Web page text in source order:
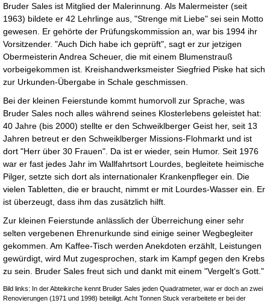
Bruder Sales ist Mitglied der Malerinnung. Als Malermeister (seit
1963) bildete er 42 Lehrlinge aus, "Strenge mit Liebe" sei sein Motto
gewesen. Er gehörte der Prüfungskommission an, war bis 1994 ihr
Vorsitzender. "Auch Dich habe ich geprüft", sagt er zur jetzigen
Obermeisterin Andrea Scheuer, die mit einem Blumenstrauß
vorbeigekommen ist. Kreishandwerksmeister Siegfried Piske hat sich
zur Urkunden-Übergabe in Schale geschmissen.
Bei der kleinen Feierstunde kommt humorvoll zur Sprache, was
Bruder Sales noch alles während seines Klosterlebens geleistet hat:
40 Jahre (bis 2000) stellte er den Schweiklberger Geist her, seit 13
Jahren betreut er den Schweiklberger Missions-Flohmarkt und ist
dort "Herr über 30 Frauen". Da ist er wieder, sein Humor. Seit 1976
war er fast jedes Jahr im Wallfahrtsort Lourdes, begleitete heimische
Pilger, setzte sich dort als internationaler Krankenpfleger ein. Die
vielen Tabletten, die er braucht, nimmt er mit Lourdes-Wasser ein. Er
ist überzeugt, dass ihm das zusätzlich hilft.
Zur kleinen Feierstunde anlässlich der Überreichung einer sehr
selten vergebenen Ehrenurkunde sind einige seiner Wegbegleiter
gekommen. Am Kaffee-Tisch werden Anekdoten erzählt, Leistungen
gewürdigt, wird Mut zugesprochen, stark im Kampf gegen den Krebs
zu sein. Bruder Sales freut sich und dankt mit einem "Vergelt‘s Gott."
Bild links: In der Abteikirche kennt Bruder Sales jeden Quadratmeter, war er doch an zwei
Renovierungen (1971 und 1998) beteiligt. Acht Tonnen Stuck verarbeitete er bei der